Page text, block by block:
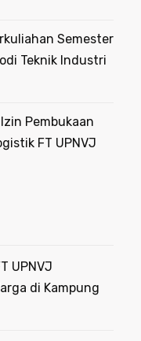
Semester
Teknik Industri
Pembukaan
FT UPNVJ
UPNVJ
di Kampung